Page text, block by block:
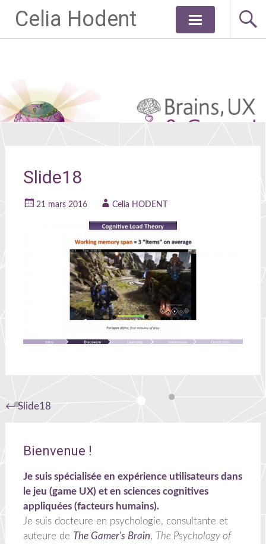
Celia Hodent
Aller
Slide18
21 mars 2016 Celia HODENT
Navigation
l'article
←Slide18
Bienvenue !
Je suis spécialisée en expérience utilisateurs dans
le jeu (game UX) et en sciences cognitives
appliquées (facteurs humains).
Je suis docteure en psychologie, consultante et
auteure de The Gamer's Brain, The Psychology of